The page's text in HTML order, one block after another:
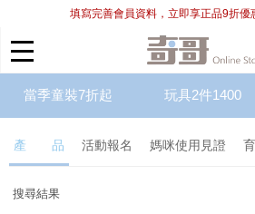
填寫完善會員資料，立即享正品9折優
當季童裝7折起 玩具2件1400
產 品 活動報名 媽咪使用見證
搜尋結果